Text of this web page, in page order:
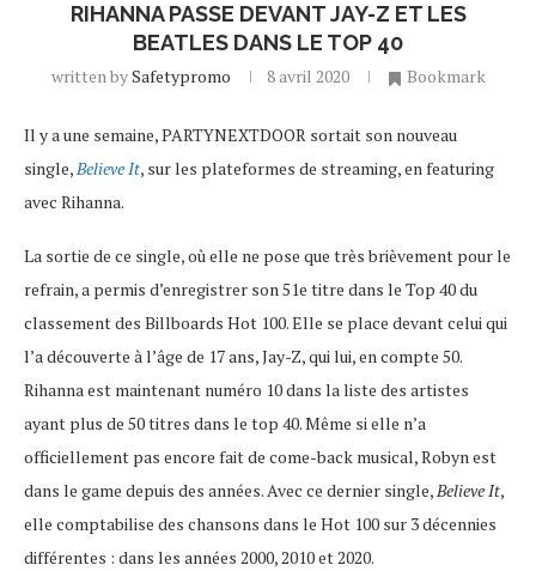
RIHANNA PASSE DEVANT JAY-Z ET LES
BEATLES DANS LE TOP 40
written bySafetypromo 8 avril 2020 Bookmark
Il y a une semaine, PARTYNEXTDOOR sortait son nouveau
single,Believe It, sur les plateformes de streaming, en featuring
avec Rihanna.
La sortie de ce single, où elle ne pose que très brièvement pour le
refrain, a permis d’enregistrer son 51e titre dans le Top 40 du
classement des Billboards Hot 100. Elle se place devant celui qui
l’a découverte à l’âge de 17 ans, Jay-Z, qui lui, en compte 50.
Rihanna est maintenant numéro 10 dans la liste des artistes
ayant plus de 50 titres dans le top 40. Même si elle n’a
officiellement pas encore fait de come-back musical, Robyn est
dans le game depuis des années. Avec ce dernier single,Believe It,
elle comptabilise des chansons dans le Hot 100 sur 3 décennies
différentes : dans les années 2000, 2010 et 2020.